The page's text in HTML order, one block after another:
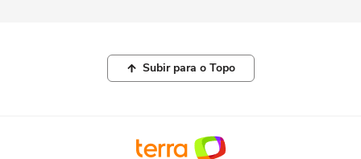
Subir para o Topo